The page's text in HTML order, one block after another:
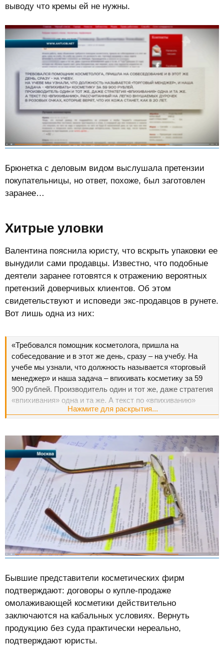
выводу что кремы ей не нужны.
Брюнетка с деловым видом выслушала претензии
покупательницы, но ответ, похоже, был заготовлен
заранее…
Хитрые уловки​
Валентина пояснила юристу, что вскрыть упаковки ее
вынудили сами продавцы. Известно, что подобные
деятели заранее готовятся к отражению вероятных
претензий доверчивых клиентов. Об этом
свидетельствуют и исповеди экс-продавцов в рунете.
Вот лишь одна из них:
«Требовался помощник косметолога, пришла на
собеседование и в этот же день, сразу – на учебу. На
учебе мы узнали, что должность называется «торговый
менеджер» и наша задача – впихивать косметику за 59
900 рублей. Производитель один и тот же, даже стратегия
«впихивания» одна и та же. А текст по «впихиванию»
рассчитан на легко внушаемых дурочек в розовых очках,
Нажмите для раскрытия...
Бывшие представители косметических фирм
подтверждают: договоры о купле-продаже
омолаживающей косметики действительно
заключаются на кабальных условиях. Вернуть
продукцию без суда практически нереально,
подтверждают юристы.